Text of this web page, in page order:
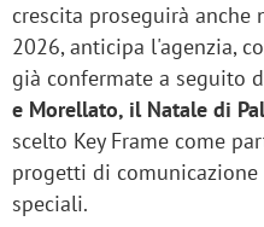
crescita proseguirà anche
2026, anticipa l'agenzia,
già confermate a seguito
e Morellato, il Natale di
scelto Key Frame come
progetti di
speciali.